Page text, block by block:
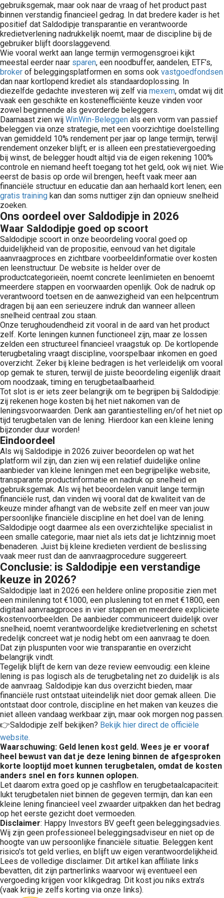
gebruiksgemak, maar ook naar de vraag of het product past
binnen verstandig financieel gedrag. In dat bredere kader is het
positief dat Saldodipje transparantie en verantwoorde
kredietverlening nadrukkelijk noemt, maar de discipline bij de
gebruiker blijft doorslaggevend.
Wie vooral werkt aan lange termijn vermogensgroei kijkt
meestal eerder naar sparen, een noodbuffer, aandelen, ETF’s,
broker of beleggingsplatformen en soms ook vastgoedfondsen
dan naar kortlopend krediet als standaardoplossing. In
diezelfde gedachte investeren wij zelf via mexem, omdat wij dit
vaak een geschikte en kostenefficiënte keuze vinden voor
zowel beginnende als gevorderde beleggers.
Daarnaast zien wij WinWin-Beleggen als een vorm van passief
beleggen via onze strategie, met een voorzichtige doelstelling
van gemiddeld 10% rendement per jaar op lange termijn, terwijl
rendement onzeker blijft; er is alleen een prestatievergoeding
bij winst, de belegger houdt altijd via de eigen rekening 100%
controle en niemand heeft toegang tot het geld, ook wij niet. Wie
eerst de basis op orde wil brengen, heeft vaak meer aan
financiële structuur en educatie dan aan herhaald kort lenen; een
gratis training kan dan soms nuttiger zijn dan opnieuw snelheid
zoeken.
Ons oordeel over Saldodipje in 2026
Waar Saldodipje goed op scoort
Saldodipje scoort in onze beoordeling vooral goed op
duidelijkheid van de propositie, eenvoud van het digitale
aanvraagproces en zichtbare voorbeeldinformatie over kosten
en leenstructuur. De website is helder over de
productcategorieën, noemt concrete leenlimieten en benoemt
meerdere stappen en voorwaarden openlijk. Ook de nadruk op
verantwoord toetsen en de aanwezigheid van een helpcentrum
dragen bij aan een serieuzere indruk dan wanneer alleen
snelheid centraal zou staan.
Onze terughoudendheid zit vooral in de aard van het product
zelf. Korte leningen kunnen functioneel zijn, maar ze lossen
zelden een structureel financieel vraagstuk op. De kortlopende
terugbetaling vraagt discipline, voorspelbaar inkomen en goed
overzicht. Zeker bij kleine bedragen is het verleidelijk om vooral
op gemak te sturen, terwijl de juiste beoordeling eigenlijk draait
om noodzaak, timing en terugbetaalbaarheid.
Tot slot is er iets zeer belangrijk om te begrijpen bij Saldodipje:
zij rekenen hoge kosten bij het niet nakomen van de
leningsvoorwaarden. Denk aan garantiestelling en/of het niet op
tijd terugbetalen van de lening. Hierdoor kan een kleine lening
bijzonder duur worden!
Eindoordeel
Als wij Saldodipje in 2026 zuiver beoordelen op wat het
platform wil zijn, dan zien wij een relatief duidelijke online
aanbieder van kleine leningen met een begrijpelijke website,
transparante productinformatie en nadruk op snelheid en
gebruiksgemak. Als wij het beoordelen vanuit lange termijn
financiële rust, dan vinden wij vooral dat de kwaliteit van de
keuze minder afhangt van de website zelf en meer van jouw
persoonlijke financiële discipline en het doel van de lening.
Saldodipje oogt daarmee als een overzichtelijke specialist in
een smalle categorie, maar niet als iets dat je lichtzinnig moet
benaderen. Juist bij kleine kredieten verdient de beslissing
vaak meer rust dan de aanvraagprocedure suggereert.
Conclusie: is Saldodipje een verstandige
keuze in 2026?
Saldodipje laat in 2026 een heldere online propositie zien met
een minilening tot €1000, een pluslening tot en met €1800, een
digitaal aanvraagproces in vier stappen en meerdere expliciete
kostenvoorbeelden. De aanbieder communiceert duidelijk over
snelheid, noemt verantwoordelijke kredietverlening en schetst
redelijk concreet wat je nodig hebt om een aanvraag te doen.
Dat zijn pluspunten voor wie transparantie en overzicht
belangrijk vindt.
Tegelijk blijft de kern van deze review eenvoudig: een kleine
lening is pas logisch als de terugbetaling net zo duidelijk is als
de aanvraag. Saldodipje kan dus overzicht bieden, maar
financiële rust ontstaat uiteindelijk niet door gemak alleen. Die
ontstaat door controle, discipline en het maken van keuzes die
niet alleen vandaag werkbaar zijn, maar ook morgen nog passen.
👉Saldodipje zelf bekijken? Bekijk hier direct de officiële
website.
Waarschuwing: Geld lenen kost geld. Wees je er vooraf
heel bewust van dat je deze lening binnen de afgesproken
korte looptijd moet kunnen terugbetalen, omdat de kosten
anders snel en fors kunnen oplopen.
Let daarom extra goed op je cashflow en terugbetaalcapaciteit:
lukt terugbetalen niet binnen de gegeven termijn, dan kan een
kleine lening financieel veel zwaarder uitpakken dan het bedrag
op het eerste gezicht doet vermoeden.
Disclaimer: Happy Investors BV geeft geen beleggingsadvies.
Wij zijn geen professioneel beleggingsadviseur en niet op de
hoogte van uw persoonlijke financiële situatie. Beleggen kent
risico's tot geld verlies, en blijft uw eigen verantwoordelijkheid.
Lees de volledige disclaimer. Dit artikel kan affiliate links
bevatten, dit zijn partnerlinks waarvoor wij eventueel een
vergoeding krijgen voor klikgedrag. Dit kost jou niks extra’s
(vaak krijg je zelfs korting via onze links).